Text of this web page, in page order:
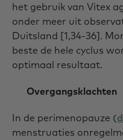
het gebruik van Vitex
onder meer uit
Duitsland [1,34-36].
beste de hele cyclus
optimaal resultaat.
Overgangsklachten
In de perimenopauze (
menstruaties